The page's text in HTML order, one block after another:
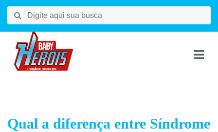
Qual a diferença entre Síndrome